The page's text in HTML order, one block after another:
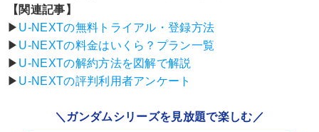
【関連記事】
▶︎ U-NEXTの無料トライアル・登録方法
▶︎ U-NEXTの料金はいくら？プラン一覧
▶︎ U-NEXTの解約方法を図解で解説
▶︎ U-NEXTの評判利用者アンケート
＼ガンダムシリーズを見放題で楽しむ／